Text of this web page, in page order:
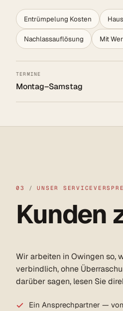
Entrümpelung Kosten
Nachlassauflösung Mit
TERMINE
Montag–Samstag
03 / UNSER
Kunden
Wir arbeiten in Owingen so,
verbindlich, ohne
darüber sagen, lesen Sie
Ein Ansprechpartner —